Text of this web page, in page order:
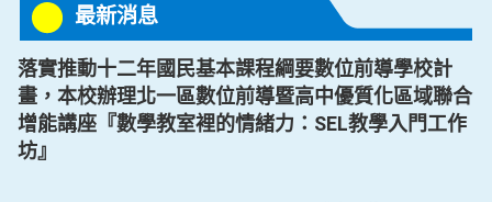
最新消息
落實推動十二年國民基本課程綱要數位前導學校計
畫，本校辦理北一區數位前導暨高中優質化區域聯合
增能講座『數學教室裡的情緒力：SEL教學入門工作
坊』